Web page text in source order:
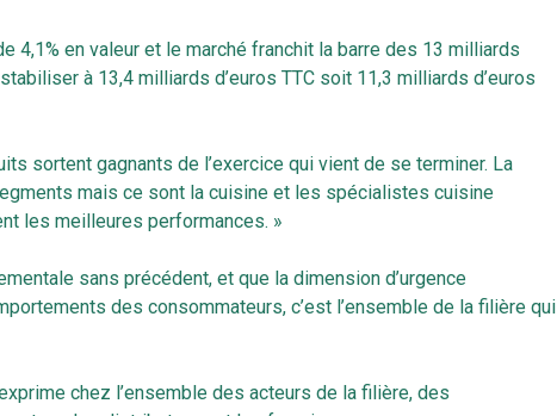
4,1% en valeur et le marché franchit la barre des 13 milliards
à 13,4 milliards d’euros TTC soit 11,3 milliards d’euros
sortent gagnants de l’exercice qui vient de se terminer. La
mais ce sont la cuisine et les spécialistes cuisine
les meilleures performances. »
sans précédent, et que la dimension d’urgence
des consommateurs, c’est l’ensemble de la filière qui
chez l’ensemble des acteurs de la filière, des